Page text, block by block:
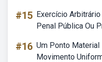
#15 Exercício
Penal Pública Ou
#16 Um Ponto Material
Movimento